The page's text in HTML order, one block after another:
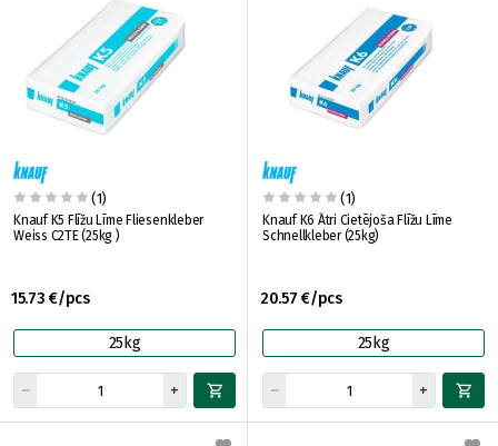
(1)
Knauf K5 Flīžu Līme Fliesenkleber
Weiss C2TE (25kg )
15.73 €/pcs
25kg
(1)
Knauf K6 Ātri Cietējoša Flīžu Līme
Schnellkleber (25kg)
20.57 €/pcs
25kg